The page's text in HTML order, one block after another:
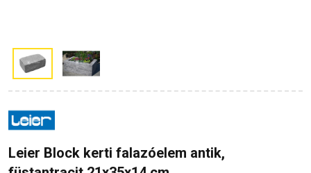
Leier Block kerti falazóelem antik,